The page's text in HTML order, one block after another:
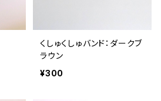
くしゅくしゅバンド：ダークブ
ラウン
¥300